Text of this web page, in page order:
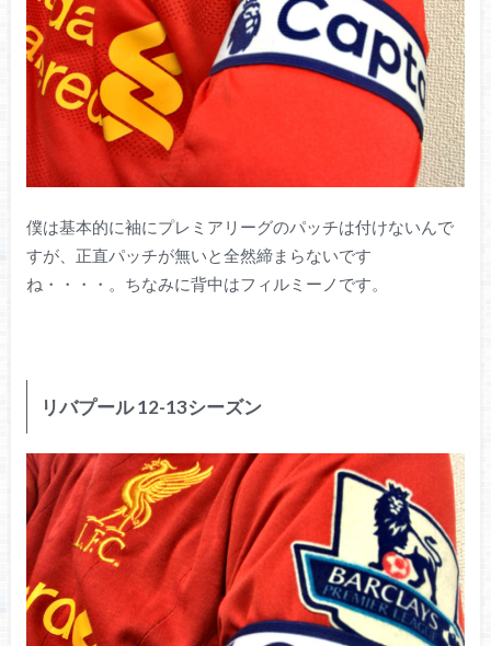
僕は基本的に袖にプレミアリーグのパッチは付けないんで
すが、正直パッチが無いと全然締まらないです
ね・・・・。ちなみに背中はフィルミーノです。
リバプール 12-13シーズン